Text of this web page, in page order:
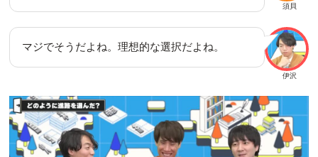
須貝
伊沢
マジでそうだよね。理想的な選択だよね。